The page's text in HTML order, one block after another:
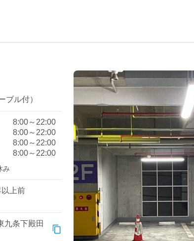
ブル付）
8:00～22:00
8:00～22:00
8:00～22:00
8:00～22:00
み
以上前
九条下殿田